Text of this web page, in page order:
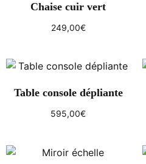
Chaise cuir vert
249,00€
Table console dépliante
595,00€